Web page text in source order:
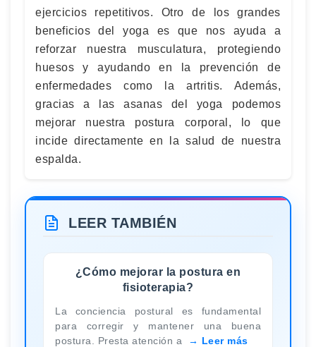
ejercicios repetitivos. Otro de los grandes
beneficios del yoga es que nos ayuda a
reforzar nuestra musculatura, protegiendo
huesos y ayudando en la prevención de
enfermedades como la artritis. Además,
gracias a las asanas del yoga podemos
mejorar nuestra postura corporal, lo que
incide directamente en la salud de nuestra
espalda.
LEER TAMBIÉN
¿Cómo mejorar la postura en
fisioterapia?
La conciencia postural es fundamental
para corregir y mantener una buena
postura. Presta atención a
Leer más